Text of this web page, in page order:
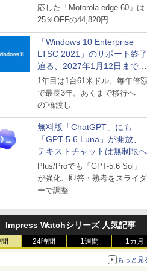
応した「Motorola edge 60」は
25％OFFの44,820円
「Windows 10 Enterprise
LTSC 2021」のサポート終了
迫る、2027年1月12日まで
～ESUは9月1日から販売
1年目は1台61米ドル、毎年倍
で最長3年。あくまで移行へ
の“橋渡し”
無料版「ChatGPT」にも
「GPT-5.6 Luna」が開放、
テキストチャットは無制限へ
Plus/Proでも「GPT-5.6 Sol」
が強化、即答・熟考をスライダ
ーで調整
Impress Watchシリーズ 人気記事
24時間 1週間 1カ月
もっと見